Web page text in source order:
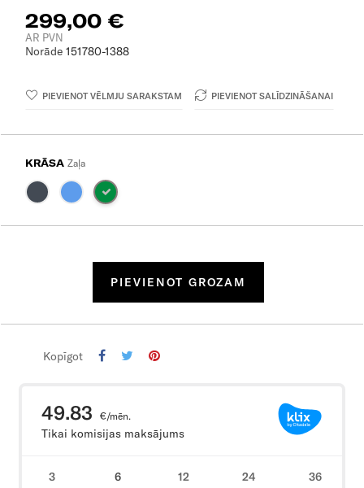
299,00 €
AR PVN
Norāde 151780-1388
PIEVIENOT VĒLMJU SARAKSTAM PIEVIENOT SALĪDZINĀŠANAI
KRĀSA Zaļa
PIEVIENOT GROZAM
Kopīgot